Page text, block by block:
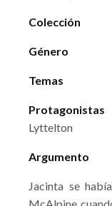
Colección
Género
Temas
Protagonistas
Lyttelton
Argumento
Jacinta se